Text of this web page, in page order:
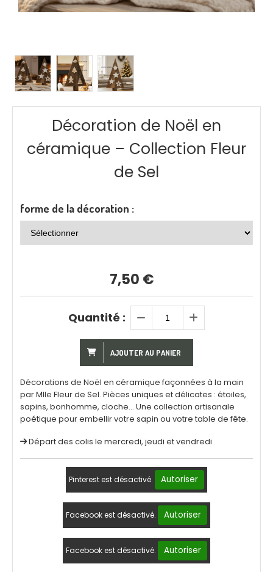
Décoration de Noël en
céramique – Collection Fleur
de Sel
forme de la décoration :
7,50 €
Quantité :
AJOUTER AU PANIER
Décorations de Noël en céramique façonnées à la main
par Mlle Fleur de Sel. Pièces uniques et délicates : étoiles,
sapins, bonhomme, cloche… Une collection artisanale
poétique pour embellir votre sapin ou votre table de fête.
Départ des colis le mercredi, jeudi et vendredi
Pinterest est désactivé. Autoriser
Facebook est désactivé. Autoriser
Facebook est désactivé. Autoriser